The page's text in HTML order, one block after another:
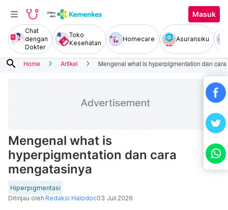
Masuk
Chat
dengan
Dokter
Toko
Kesehatan
Homecare Asuransiku
search Home Artikel Mengenal what is hyperpigmentation dan
Mengenal what is
hyperpigmentation dan cara
mengatasinya
Hiperpigmentasi
Ditinjau oleh Redaksi Halodoc03 Juli 2026